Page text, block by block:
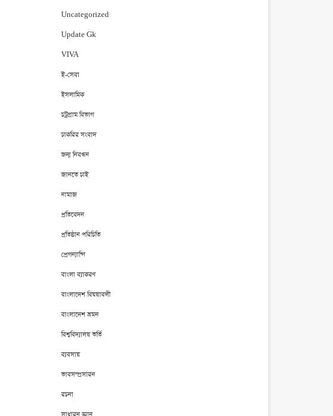
Uncategorized
Update Gk
VIVA
ই-সেবা
ইসলামিক
চট্রগ্রাম বিভাগ
চাকরির সংবাদ
জন্ম নিবন্ধন
জানতে চাই
নামাজ
প্রতিবেদন
প্রতিষ্ঠান পরিচিতি
প্রেগন্যান্সি
বাংলা ব্যাকরণ
বাংলাদেশ বিষয়াবলী
বাংলাদেশ ভ্রমন
বিশ্ববিদ্যালয় ভর্তি
ব্যবসায়
ভাবসম্প্রসারন
রচনা